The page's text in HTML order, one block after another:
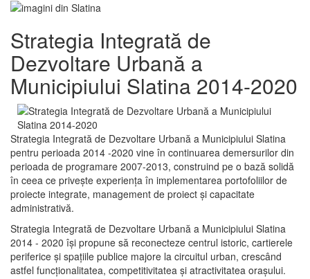
Strategia Integrată de
Dezvoltare Urbană a
Municipiului Slatina 2014-2020
Strategia Integrată de Dezvoltare Urbană a Municipiului Slatina
pentru perioada 2014 -2020 vine în continuarea demersurilor din
perioada de programare 2007-2013, construind pe o bază solidă
în ceea ce priveşte experienţa în implementarea portofoliilor de
proiecte integrate, management de proiect și capacitate
administrativă.
Strategia Integrată de Dezvoltare Urbană a Municipiului Slatina
2014 - 2020 își propune să reconecteze centrul istoric, cartierele
periferice şi spaţiile publice majore la circuitul urban, crescând
astfel funcţionalitatea, competitivitatea şi atractivitatea oraşului.